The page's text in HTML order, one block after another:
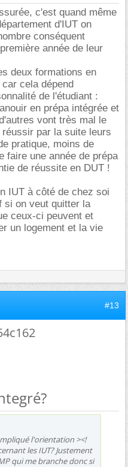
c'est quand même
d'IUT on
conséquent
année de leur
deux formations en
cela dépend
de l'étudiant :
en prépa intégrée et
vont très mal le
par la suite leurs
pratique, moins de
faire une année de prépa
de réussite en DUT !
IUT à côté de chez soi
si on veut quitter la
ceux-ci peuvent et
un logement et la vie
#13
l'orientation ><!
les IUT? Justement
qui me branche donc si